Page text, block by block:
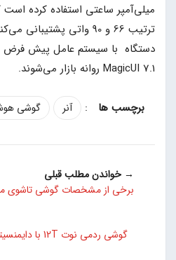
میلی‌آمپر ساعتی استفاده کرده است
ترتیب 66 و 90 واتی
MagicUI 7.1 روانه بازار می‌شوند.
: آنر گوشی
→ خواندن مطلب قبلی
برخی از مشخصات گوشی تاشوی موتورولا
گوشی ردمی نوت 12T با دایمنسیتی 8200 اولترا معرفی شد